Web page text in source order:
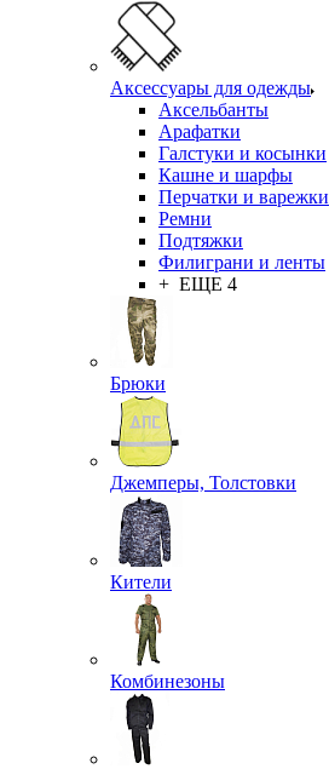
Аксессуары для одежды
Аксельбанты
Арафатки
Галстуки и косынки
Кашне и шарфы
Перчатки и варежки
Ремни
Подтяжки
Филиграни и ленты
+ ЕЩЕ 4
Брюки
Джемперы, Толстовки
Кители
Комбинезоны